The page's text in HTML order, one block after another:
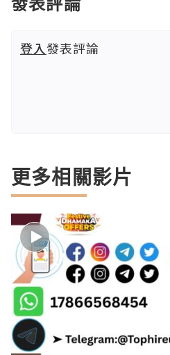
登入發表評論
更多相關影片